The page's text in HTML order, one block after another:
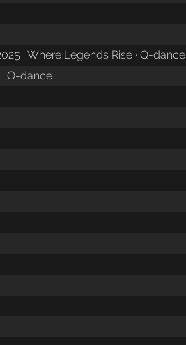
· Where Legends Rise · Q-dance
· Q-dance